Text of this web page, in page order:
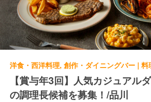
【賞与年3回】人気カジュアル
の調理長候補を募集！/品川